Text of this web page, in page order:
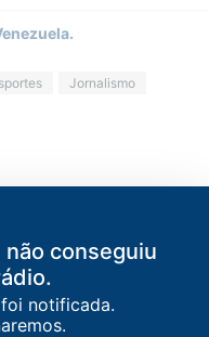
Jornalismo
não conseguiu
notificada.